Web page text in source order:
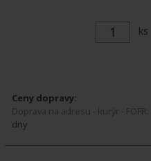
ks
Ceny dopravy:
Doprava na adresu - kurýr - FOFR:
dny